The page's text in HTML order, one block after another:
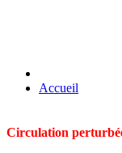
Accueil
Circulation